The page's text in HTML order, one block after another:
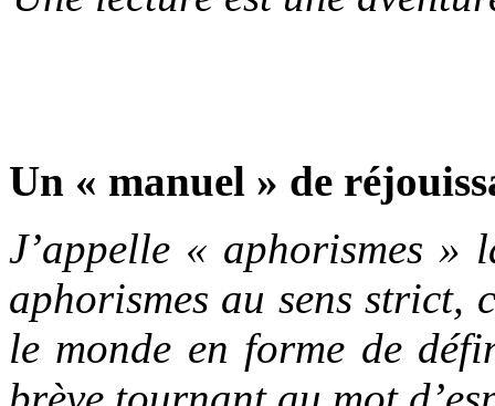
Un « manuel » de
J’appelle « aphorismes »
aphorismes au sens strict,
le monde en forme de